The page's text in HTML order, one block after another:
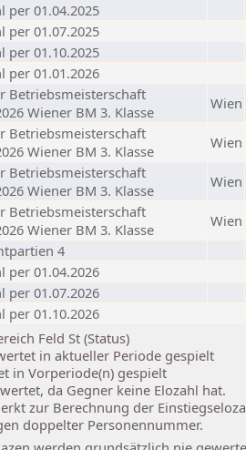
per 01.04.2025
per 01.07.2025
per 01.10.2025
per 01.01.2026
Betriebsmeisterschaft
Wiener BM 3. Klasse
Wien
Betriebsmeisterschaft
Wiener BM 3. Klasse
Wien
Betriebsmeisterschaft
Wiener BM 3. Klasse
Wien
Betriebsmeisterschaft
Wiener BM 3. Klasse
Wien
4
per 01.04.2026
per 01.07.2026
per 01.10.2026
Feld St (Status)
in aktueller Periode gespielt
in Vorperiode(n) gespielt
da Gegner keine Elozahl hat.
zur Berechnung der
doppelter Personennummer.